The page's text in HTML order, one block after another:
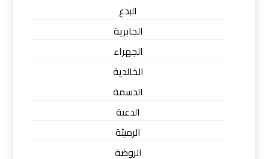
البدع
الجابرية
الجهراء
الخالدية
الدسمة
الدعية
الرميثة
الروضة